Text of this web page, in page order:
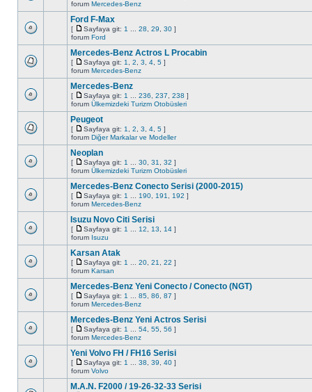
forum Mercedes-Benz
Ford F-Max
[ Sayfaya git: 1 28 29 30 ]
forum Ford
Mercedes-Benz Actros L Procabin
[ Sayfaya git: 1 2 3 4 5 ]
forum Mercedes-Benz
Mercedes-Benz
[ Sayfaya git: 1 236 237 238 ]
forum Ülkemizdeki Turizm Otobüsleri
Peugeot
[ Sayfaya git: 1 2 3 4 5 ]
forum Diğer Markalar ve Modeller
Neoplan
[ Sayfaya git: 1 30 31 32 ]
forum Ülkemizdeki Turizm Otobüsleri
Mercedes-Benz Conecto Serisi (2000-2015)
[ Sayfaya git: 1 190 191 192 ]
forum Mercedes-Benz
Isuzu Novo Citi Serisi
[ Sayfaya git: 1 12 13 14 ]
forum Isuzu
Karsan Atak
[ Sayfaya git: 1 20 21 22 ]
forum Karsan
Mercedes-Benz Yeni Conecto / Conecto (NGT)
[ Sayfaya git: 1 85 86 87 ]
forum Mercedes-Benz
Mercedes-Benz Yeni Actros Serisi
[ Sayfaya git: 1 54 55 56 ]
forum Mercedes-Benz
Yeni Volvo FH / FH16 Serisi
[ Sayfaya git: 1 38 39 40 ]
forum Volvo
M.A.N. F2000 / 19-26-32-33 Serisi